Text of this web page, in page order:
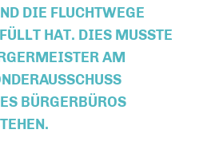
DIE FLUCHTWEGE
HAT. DIES MUSSTE
AM
BÜRGERBÜROS